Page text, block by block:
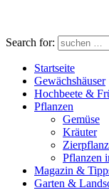
Search for:
Startseite
Gewächshäuser
Hochbeete &
Pflanzen
Gemüse
Kräuter
Pflanzen
Magazin &
Garten &